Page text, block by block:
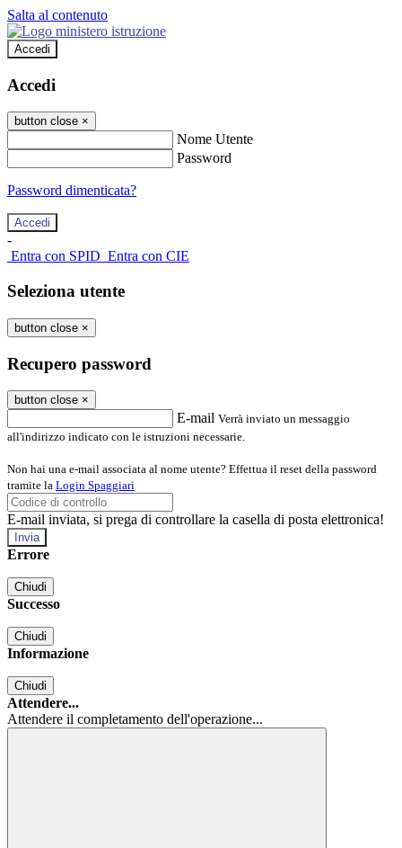
Salta al contenuto
Accedi
Accedi
button close ×
Nome Utente
Password
Password dimenticata?
-
Entra con SPID Entra con CIE
Seleziona utente
button close ×
Recupero password
button close ×
E-mail Verrà inviato un messaggio
all'indirizzo indicato con le istruzioni necessarie.
Non hai una e-mail associata al nome utente? Effettua il reset della password
tramite la Login Spaggiari
E-mail inviata, si prega di controllare la casella di posta elettronica!
Errore
Chiudi
Successo
Chiudi
Informazione
Chiudi
Attendere...
Attendere il completamento dell'operazione...